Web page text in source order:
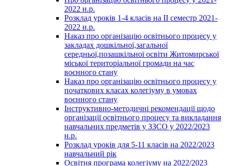
2022 н.р.
Розклад уроків 1-4 класів на ІІ семестр 2021-
2022 н.р.
Наказ про організацію освітнього процесу у
закладах дошкільної,загальної
середньої,позашкільної освіти Житомирської
міської територіальної громади на час
воєнного стану
Наказ про організацію освітнього процесу у
початкових класах колегіуму в умовах
воєнного стану
Інструктивно-методичні рекомендації щодо
організації освітнього процесу та викладання
навчальних предметів у ЗЗСО у 2022/2023
н.р.
Розклад уроків для 5-11 класів на 2022/2023
навчальний рік
Освітня програма колегіуму на 2022/2023